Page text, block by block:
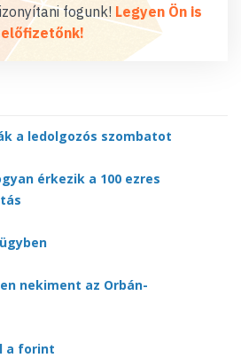
fogunk! Legyen Ön is
előfizetőnk!
a ledolgozós szombatot
érkezik a 100 ezres
nekiment az Orbán-
a forint